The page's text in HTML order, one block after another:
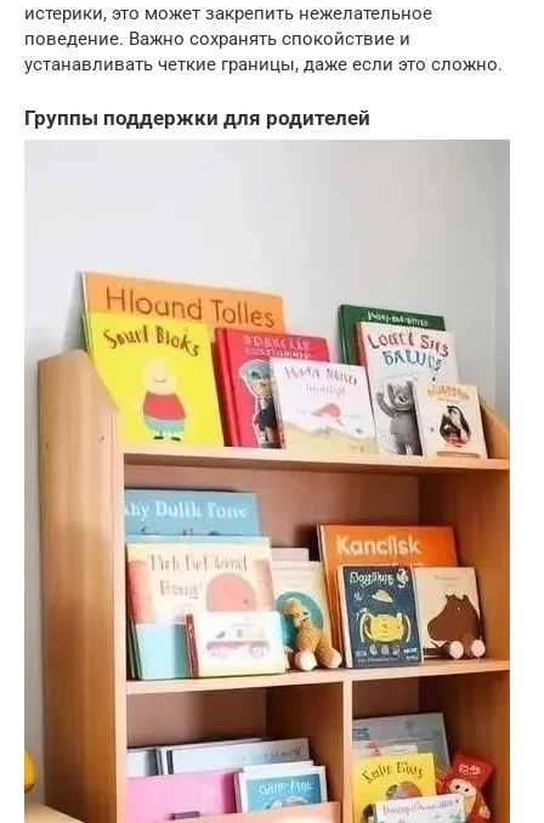
истерики, это может закрепить нежелательное
поведение. Важно сохранять спокойствие и
устанавливать четкие границы, даже если это сложно.
Группы поддержки для родителей